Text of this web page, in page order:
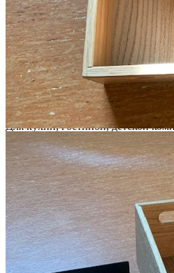
• Универсален в использовании и
гостиной, детской комнаты,
Универсальное использование
Для кухни, гостиной, детской
ванной.
Информация
Юридическая информация
Политика конфиденциальности
©2020 - 2026 «ONLY-WOOD»
Мы в соцсетях: